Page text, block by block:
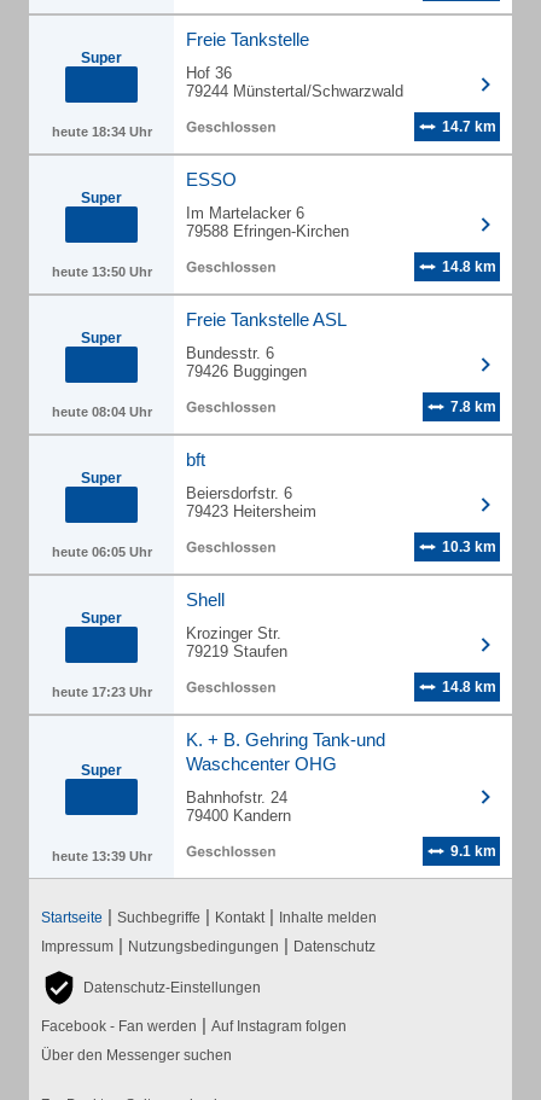
Super
heute 18:34 Uhr
Freie Tankstelle
Hof 36
79244 Münstertal/Schwarzwald
14.7 km
Super
heute 13:50 Uhr
ESSO
Im Martelacker 6
79588 Efringen-Kirchen
14.8 km
Super
heute 08:04 Uhr
Freie Tankstelle ASL
Bundesstr. 6
79426 Buggingen
7.8 km
Super
heute 06:05 Uhr
bft
Beiersdorfstr. 6
79423 Heitersheim
10.3 km
Super
heute 17:23 Uhr
Shell
Krozinger Str.
79219 Staufen
14.8 km
Super
heute 13:39 Uhr
K. + B. Gehring Tank-und
Waschcenter OHG
Bahnhofstr. 24
79400 Kandern
9.1 km
Startseite | Suchbegriffe | Kontakt | Inhalte melden
Impressum | Nutzungsbedingungen | Datenschutz
Datenschutz-Einstellungen
Facebook - Fan werden | Auf Instagram folgen
Über den Messenger suchen